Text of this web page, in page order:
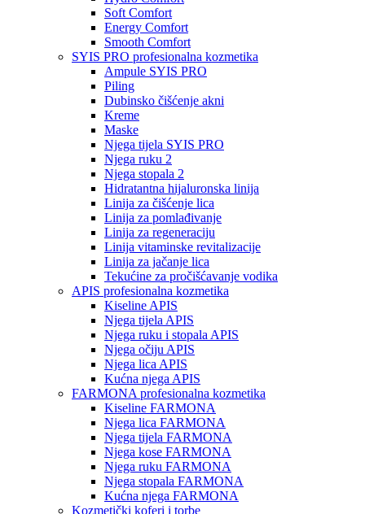
Soft Comfort
Energy Comfort
Smooth Comfort
SYIS PRO profesionalna kozmetika
Ampule SYIS PRO
Piling
Dubinsko čišćenje akni
Kreme
Maske
Njega tijela SYIS PRO
Njega ruku 2
Njega stopala 2
Hidratantna hijaluronska linija
Linija za čišćenje lica
Linija za pomlađivanje
Linija za regeneraciju
Linija vitaminske revitalizacije
Linija za jačanje lica
Tekućine za pročišćavanje vodika
APIS profesionalna kozmetika
Kiseline APIS
Njega tijela APIS
Njega ruku i stopala APIS
Njega očiju APIS
Njega lica APIS
Kućna njega APIS
FARMONA profesionalna kozmetika
Kiseline FARMONA
Njega lica FARMONA
Njega tijela FARMONA
Njega kose FARMONA
Njega ruku FARMONA
Njega stopala FARMONA
Kućna njega FARMONA
Kozmetički koferi i torbe